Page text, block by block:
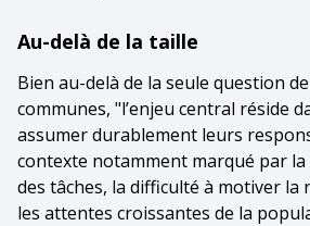
Au-delà de la taille
Bien au-delà de la seule question
communes, "l’enjeu central réside
assumer durablement leurs
contexte notamment marqué par
des tâches, la difficulté à motiver la
les attentes croissantes de la